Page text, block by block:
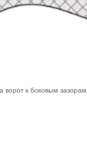
ворот к боковым